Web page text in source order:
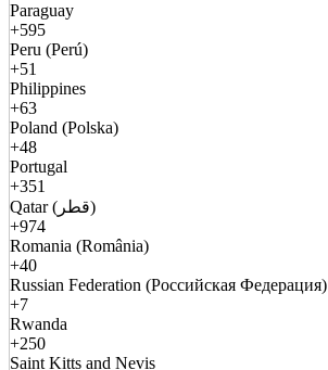
Paraguay
+595
Peru (Perú)
+51
Philippines
+63
Poland (Polska)
+48
Portugal
+351
Qatar (قطر)
+974
Romania (România)
+40
Russian Federation (Российская Федерация)
+7
Rwanda
+250
Saint Kitts and Nevis